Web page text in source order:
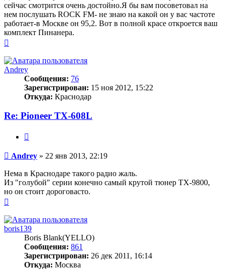
сейчас смотрится очень достойно.Я бы вам посоветовал на
нем послушать ROCK FM- не знаю на какой он у вас частоте
работает-в Москве он 95,2. Вот в полной красе откроется ваш
комплект Пинанера.
началу
Andrey
Сообщения: 76
Зарегистрирован: 15 ноя 2012, 15:22
Откуда: Краснодар
Re: Pioneer TX-608L
Сообщение
Andrey » 22 янв 2013, 22:19
Нема в Краснодаре такого радио жаль.
Из "голубой" серии конечно самый крутой тюнер TX-9800,
но он стоит дороговасто.
началу
boris139
Boris Blank(YELLO)
Сообщения: 861
Зарегистрирован: 26 дек 2011, 16:14
Откуда: Москва